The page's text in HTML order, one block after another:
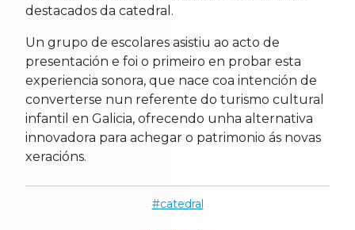
destacados da catedral.
Un grupo de escolares asistiu ao acto de
presentación e foi o primeiro en probar esta
experiencia sonora, que nace coa intención de
converterse nun referente do turismo cultural
infantil en Galicia, ofrecendo unha alternativa
innovadora para achegar o patrimonio ás novas
xeracións.
catedral